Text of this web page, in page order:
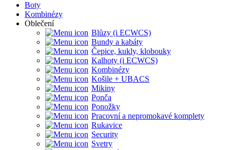
Boty
Kombinézy
Oblečení
Blůzy (i ECWCS)
Bundy a kabáty
Čepice, kukly, klobouky
Kalhoty (i ECWCS)
Kombinézy
Košile + UBACS
Mikiny
Ponča
Ponožky
Pracovní a nepromokavé komplety
Rukavice
Security
Svetry